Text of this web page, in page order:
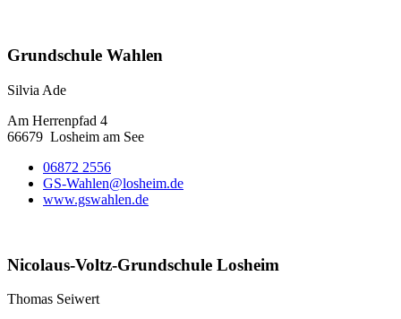
Grundschule Wahlen
Silvia Ade
Am Herrenpfad 4
66679 Losheim am See
06872 2556
GS-Wahlen@losheim.de
www.gswahlen.de
Nicolaus-Voltz-Grundschule Losheim
Thomas Seiwert